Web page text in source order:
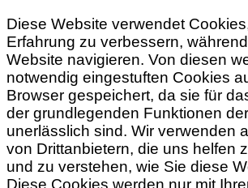
Diese Website verwendet
Erfahrung zu verbessern,
Website navigieren. Von diesen
notwendig eingestuften Cookies
Browser gespeichert, da sie für
der grundlegenden Funktionen
unerlässlich sind. Wir verwenden
von Drittanbietern, die uns helfen
und zu verstehen, wie Sie diese